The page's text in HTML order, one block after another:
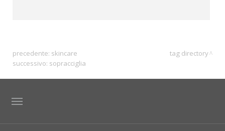
precedente: skincare
successivo: sopracciglia
tag directory